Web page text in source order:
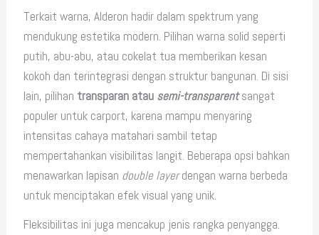
Terkait warna, Alderon hadir dalam spektrum yang
mendukung estetika modern. Pilihan warna solid seperti
putih, abu-abu, atau cokelat tua memberikan kesan
kokoh dan terintegrasi dengan struktur bangunan. Di sisi
lain, pilihan transparan atau semi-transparentsangat
populer untuk carport, karena mampu menyaring
intensitas cahaya matahari sambil tetap
mempertahankan visibilitas langit. Beberapa opsi bahkan
menawarkan lapisan double layerdengan warna berbeda
untuk menciptakan efek visual yang unik.
Fleksibilitas ini juga mencakup jenis rangka penyangga.